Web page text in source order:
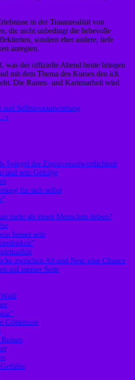
in der Traumrealität von
die nicht unbedingt die liebevolle
sondern eher andere, tiefe
anregten.
was der offizielle Abend heute bringen
mit dem Thema des Kurses den ich
Die Runen- und Kartenarbeit wird
Selbstverantwortung
»
Spiegel der Eigenverantwortlichkeit
und sein Gefolge
für sich selbst
mehr als einen Menschen lieben?
besser sein
zwischen Alt und Neu: eine Chance
auf meiner Seite
Götterrune